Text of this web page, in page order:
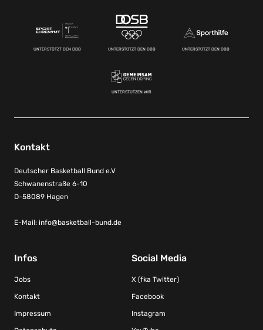
UNTERSTÜTZT DEN DBB UNTERSTÜTZT DEN DBB UNTERSTÜTZT DEN DBB
UNTERSTÜTZEN WIR
Kontakt
Deutscher Basketball Bund e.V
Schwanenstraße 6-10
D-58089 Hagen
E-Mail: info@basketball-bund.de
Infos
Jobs
Kontakt
Impressum
Social Media
X (fka Twitter)
Facebook
Instagram